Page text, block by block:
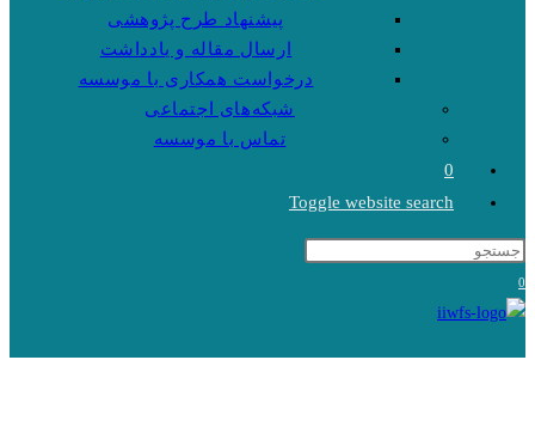
پیشنهاد طرح پژوهشی
ارسال مقاله و یادداشت
درخواست همکاری با موسسه
شبکه‌های اجتماعی
تماس با موسسه
0
Toggle website search
0